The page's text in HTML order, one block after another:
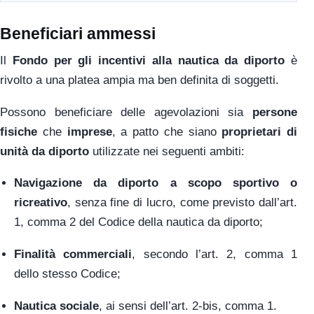
Beneficiari ammessi
Il Fondo per gli incentivi alla nautica da diporto è
rivolto a una platea ampia ma ben definita di soggetti.
Possono beneficiare delle agevolazioni sia persone
fisiche che imprese, a patto che siano proprietari di
unità da diporto utilizzate nei seguenti ambiti:
Navigazione da diporto a scopo sportivo o
ricreativo, senza fine di lucro, come previsto dall’art.
1, comma 2 del Codice della nautica da diporto;
Finalità commerciali, secondo l’art. 2, comma 1
dello stesso Codice;
Nautica sociale, ai sensi dell’art. 2-bis, comma 1.